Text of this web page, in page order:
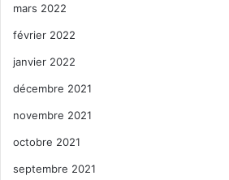
mars 2022
février 2022
janvier 2022
décembre 2021
novembre 2021
octobre 2021
septembre 2021